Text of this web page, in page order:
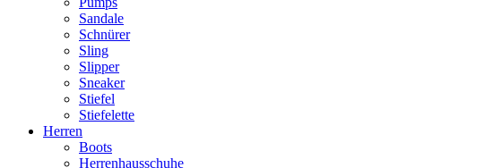
Sandale
Schnürer
Sling
Slipper
Sneaker
Stiefel
Stiefelette
Herren
Boots
Herrenhausschuhe